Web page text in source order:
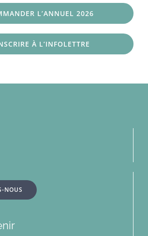
L’ANNUEL 2026
À L’INFOLETTRE
NOUS